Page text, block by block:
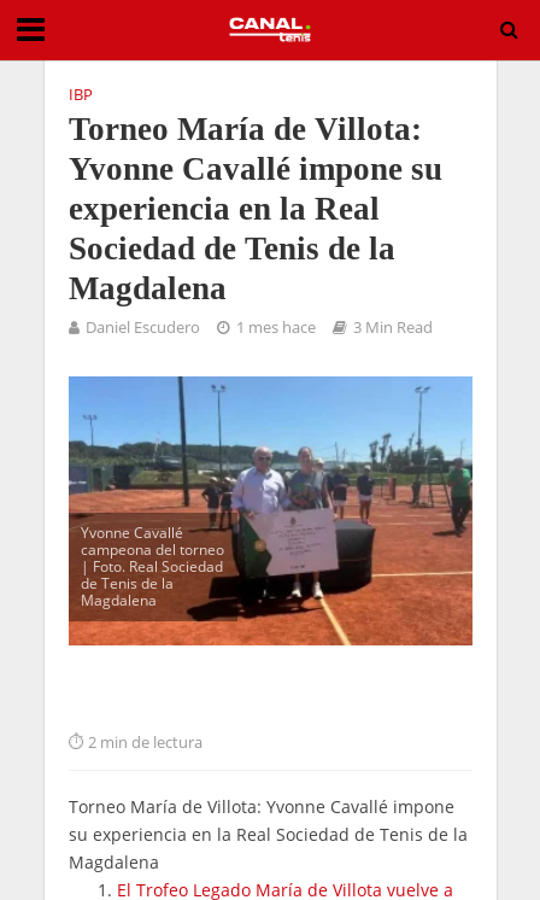
IBP
Torneo María de Villota:
Yvonne Cavallé impone su
experiencia en la Real
Sociedad de Tenis de la
Magdalena
Daniel Escudero 1 mes hace 3 Min Read
Yvonne Cavallé
campeona del torneo
| Foto. Real Sociedad
de Tenis de la
Magdalena
2 min de lectura
Torneo María de Villota: Yvonne Cavallé impone
su experiencia en la Real Sociedad de Tenis de la
Magdalena
El Trofeo Legado María de Villota vuelve a